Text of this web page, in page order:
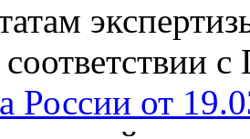
России от